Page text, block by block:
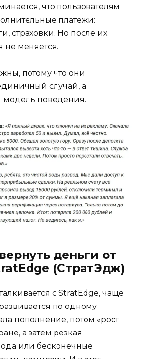
что пользователям
платежи:
страховки. Но после их
не меняется.
потому что они
случай, а
поведения.
деньги от
(СтратЭдж)
с StratEdge, чаще
по одному
пополнение, потом «рост
а затем резкая
или бесконечные